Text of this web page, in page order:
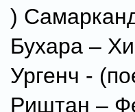
)
Бухара –
Ургенч -
Риштан –